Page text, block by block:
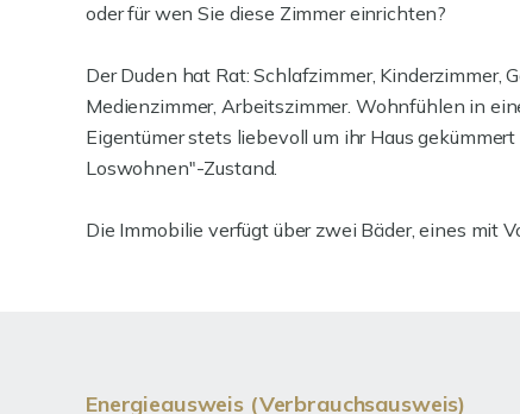
oder für wen Sie diese Zimmer einrichten?
Der Duden hat Rat: Schlafzimmer, Kinderzimmer,
Medienzimmer, Arbeitszimmer. Wohnfühlen in
Eigentümer stets liebevoll um ihr Haus
Loswohnen"-Zustand.
Die Immobilie verfügt über zwei Bäder, eines mit
Energieausweis (Verbrauchsausweis)